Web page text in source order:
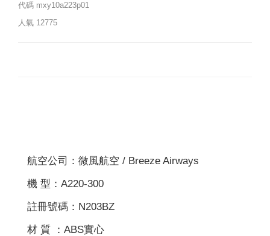
代碼 mxy10a223p01
人氣 12775
航空公司：微風航空 / Breeze Airways
機 型：A220-300
註冊號碼：N203BZ
材 質 ：ABS實心